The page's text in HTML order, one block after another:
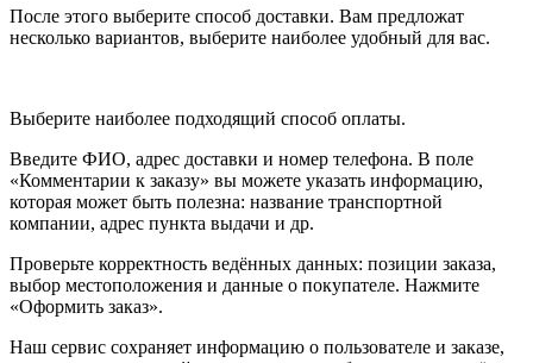
После этого выберите способ доставки. Вам предложат
несколько вариантов, выберите наиболее удобный для вас.
Выберите наиболее подходящий способ оплаты.
Введите ФИО, адрес доставки и номер телефона. В поле
«Комментарии к заказу» вы можете указать информацию,
которая может быть полезна: название транспортной
компании, адрес пункта выдачи и др.
Проверьте корректность ведённых данных: позиции заказа,
выбор местоположения и данные о покупателе. Нажмите
«Оформить заказ».
Наш сервис сохраняет информацию о пользователе и заказе,